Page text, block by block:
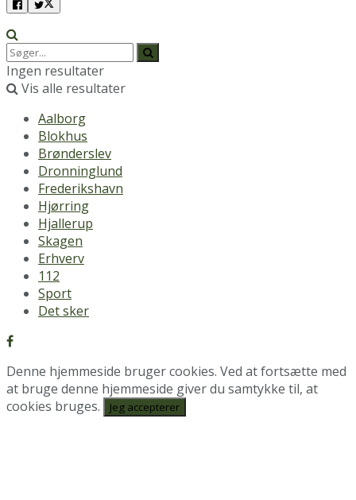
Ingen resultater
Vis alle resultater
Aalborg
Blokhus
Brønderslev
Dronninglund
Frederikshavn
Hjørring
Hjallerup
Skagen
Erhverv
112
Sport
Det sker
Denne hjemmeside bruger cookies. Ved at fortsætte med
at bruge denne hjemmeside giver du samtykke til, at
cookies bruges.
Jeg accepterer